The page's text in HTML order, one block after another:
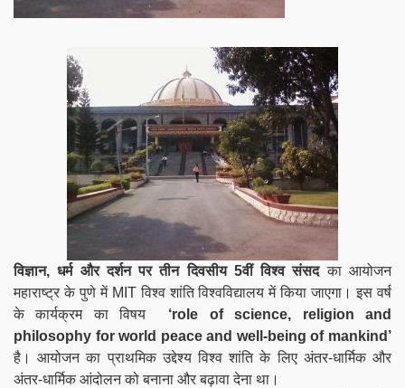
विज्ञान, धर्म और दर्शन पर तीन दिवसीय 5वीं विश्व संसदका आयोजन
महाराष्ट्र के पुणे में MIT विश्व शांति विश्वविद्यालय में किया जाएगा। इस वर्ष
के कार्यक्रम का विषय ‘role of science, religion and
philosophy for world peace and well-being of mankind’
है। आयोजन का प्राथमिक उद्देश्य विश्व शांति के लिए अंतर-धार्मिक और
अंतर-धार्मिक आंदोलन को बनाना और बढ़ावा देना था।